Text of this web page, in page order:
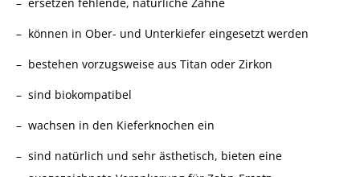
können in Ober- und Unterkiefer eingesetzt werden
bestehen vorzugsweise aus Titan oder Zirkon
sind biokompatibel
wachsen in den Kieferknochen ein
sind natürlich und sehr ästhetisch, bieten eine